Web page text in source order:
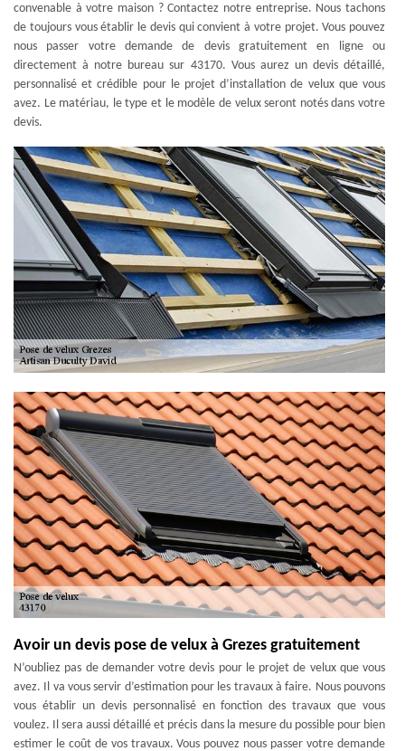
convenable à votre maison ? Contactez notre entreprise. Nous tachons
de toujours vous établir le devis qui convient à votre projet. Vous pouvez
nous passer votre demande de devis gratuitement en ligne ou
directement à notre bureau sur 43170. Vous aurez un devis détaillé,
personnalisé et crédible pour le projet d’installation de velux que vous
avez. Le matériau, le type et le modèle de velux seront notés dans votre
devis.
Avoir un devis pose de velux à Grezes gratuitement
N’oubliez pas de demander votre devis pour le projet de velux que vous
avez. Il va vous servir d’estimation pour les travaux à faire. Nous pouvons
vous établir un devis personnalisé en fonction des travaux que vous
voulez. Il sera aussi détaillé et précis dans la mesure du possible pour bien
estimer le coût de vos travaux. Vous pouvez nous passer votre demande